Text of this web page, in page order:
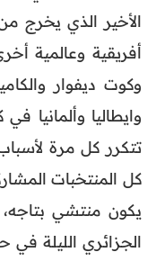
الأخير الذي يخرج
أفريقية وعالمية
وكوت ديفوار
وايطاليا وألمانيا
تتكرر كل مرة
كل المنتخبات
يكون منتشي
الجزائري الليلة